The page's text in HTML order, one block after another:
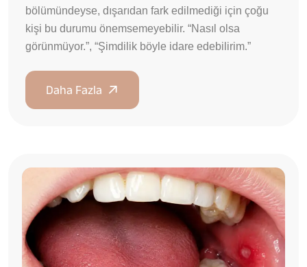
bölümündeyse, dışarıdan fark edilmediği için çoğu
kişi bu durumu önemsemeyebilir. “Nasıl olsa
görünmüyor.”, “Şimdilik böyle idare edebilirim.”